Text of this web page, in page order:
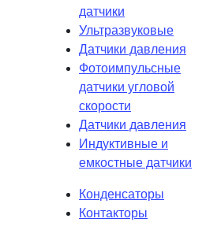
датчики
Ультразвуковые
Датчики давления
Фотоимпульсные
датчики угловой
скорости
Датчики давления
Индуктивные и
емкостные датчики
Конденсаторы
Контакторы